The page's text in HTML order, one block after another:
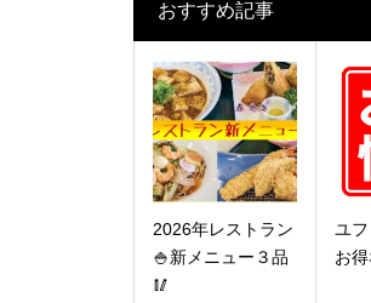
おすすめ記事
2026年レストラン
🍚新メニュー３品
🥢
ユ
お